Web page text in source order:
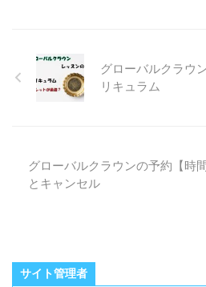
グローバルクラウ
リキュラム
グローバルクラウンの予約【時
とキャンセル
サイト管理者